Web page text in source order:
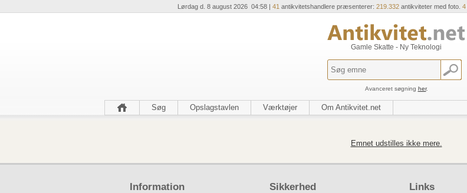
Lørdag d. 8 august 2026 04:58 | 41 antikvitetshandlere præsenterer: 219.332antikviteter med foto. 4
Gamle Skatte - Ny Teknologi
Avanceret søgning her.
Søg Opslagstavlen Værktøjer Om Antikvitet.net
Emnet udstilles ikke mere.
Information Sikkerhed Links